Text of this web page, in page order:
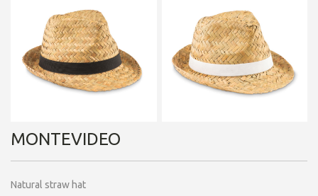
MONTEVIDEO
Natural straw hat